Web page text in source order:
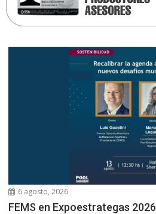
6 agosto, 2026
FEMS en Expoestrategas 2026